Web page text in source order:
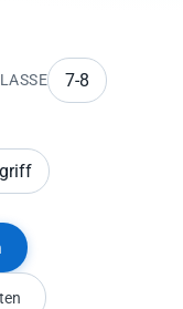
7-8